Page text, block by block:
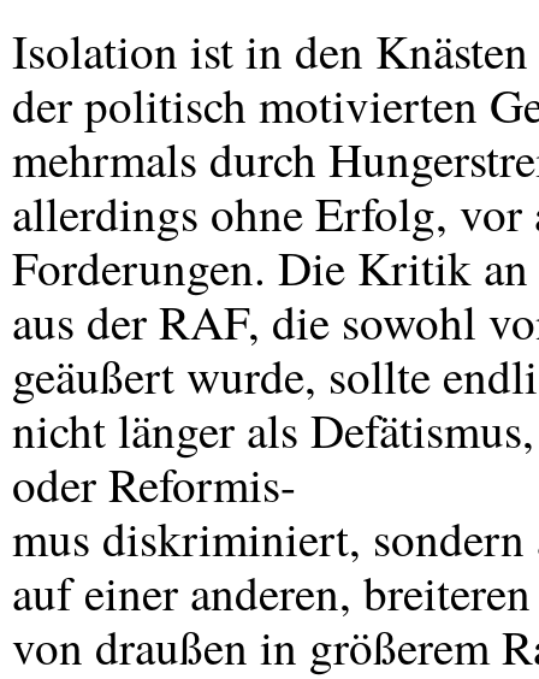
Isolation ist in den
der politisch motivierten
mehrmals durch
allerdings ohne Erfolg,
Forderungen. Die Kritik an
aus derRAF, die sowohl
geäußert wurde, sollte
nicht länger als
oder Reformis-
mus diskriminiert,
auf einer anderen,
von draußen in größerem